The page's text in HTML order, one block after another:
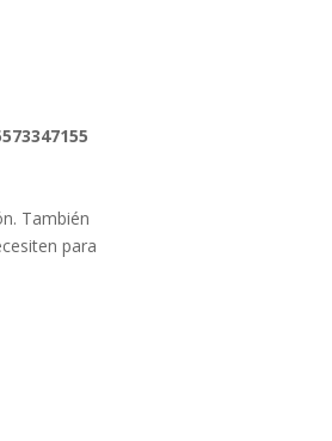
También
para